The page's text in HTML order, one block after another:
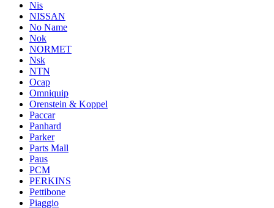
Nis
NISSAN
No Name
Nok
NORMET
Nsk
NTN
Ocap
Omniquip
Orenstein & Koppel
Paccar
Panhard
Parker
Parts Mall
Paus
PCM
PERKINS
Pettibone
Piaggio